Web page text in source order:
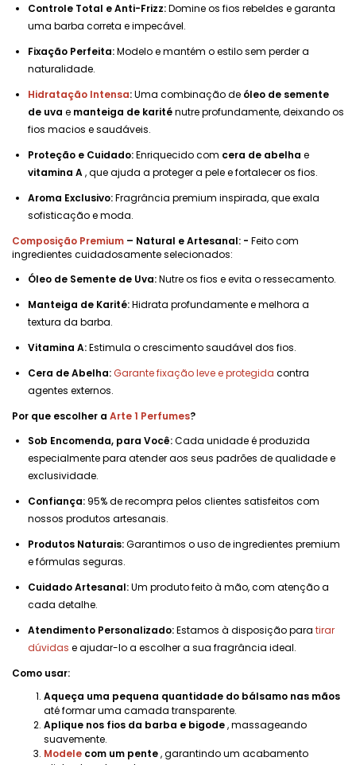
Controle Total e Anti-Frizz:Domine os fios rebeldes e garanta
uma barba correta e impecável.
Fixação Perfeita:Modelo e mantém o estilo sem perder a
naturalidade.
Hidratação Intensa:Uma combinação de óleo de semente
de uva e manteiga de kariténutre profundamente, deixando os
fios macios e saudáveis.
Proteção e Cuidado:Enriquecido com cera de abelha e
vitamina A, que ajuda a proteger a pele e fortalecer os fios.
Aroma Exclusivo:Fragrância premium inspirada, que exala
sofisticação e moda.
Composição Premium – Natural e Artesanal: - Feito com
ingredientes cuidadosamente selecionados:
Óleo de Semente de Uva:Nutre os fios e evita o ressecamento.
Manteiga de Karité:Hidrata profundamente e melhora a
textura da barba.
Vitamina A:Estimula o crescimento saudável dos fios.
Cera de Abelha:Garante fixação leve e protegida contra
agentes externos.
Por que escolher a Arte 1 Perfumes?
Sob Encomenda, para Você:Cada unidade é produzida
especialmente para atender aos seus padrões de qualidade e
exclusividade.
Confiança: 95% de recompra pelos clientes satisfeitos com
nossos produtos artesanais.
Produtos Naturais:Garantimos o uso de ingredientes premium
e fórmulas seguras.
Cuidado Artesanal:Um produto feito à mão, com atenção a
cada detalhe.
Atendimento Personalizado:Estamos à disposição para tirar
dúvidas e ajudar-lo a escolher a sua fragrância ideal.
Como usar:
Aqueça uma pequena quantidade do bálsamo nas mãos
até formar uma camada transparente.
Aplique nos fios da barba e bigode, massageando
suavemente.
Modele com um pente, garantindo um acabamento